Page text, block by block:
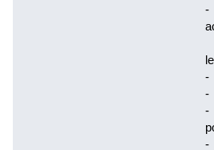
-
-
-
-
-